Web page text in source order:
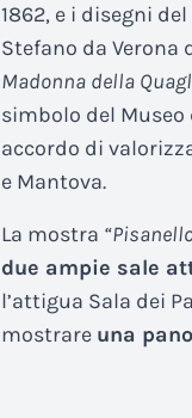
1862, e i disegni
Stefano da Verona
Madonna della
simbolo del
accordo di
e Mantova.
La mostra
due ampie sale
l’attigua Sala dei
mostrare una